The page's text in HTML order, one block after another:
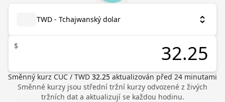
TWD - Tchajwanský dolar
$
Směnný kurz CUC / TWD 32.25 aktualizován před 24 minutami
Směnné kurzy jsou střední tržní kurzy odvozené z živých
tržních dat a aktualizují se každou hodinu.